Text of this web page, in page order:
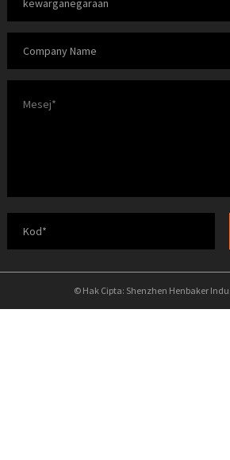
© Hak Cipta: Shenzhen Henbaker